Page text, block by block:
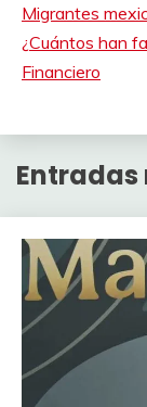
Migrantes
¿Cuántos han
Financiero